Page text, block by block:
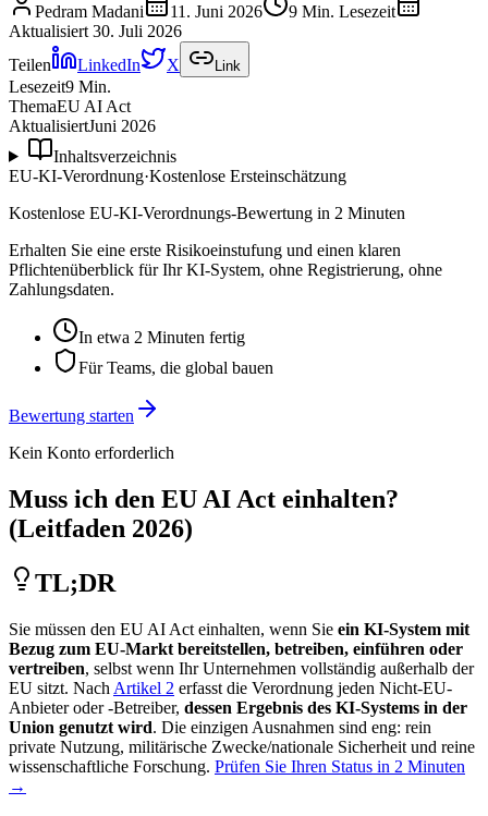
Pedram Madani 11. Juni 2026
9 Min. Lesezeit
Aktualisiert 30. Juli 2026
Teilen
LinkedIn X Link
Lesezeit9 Min.
ThemaEU AI Act
AktualisiertJuni 2026
Inhaltsverzeichnis
EU-KI-Verordnung·Kostenlose Ersteinschätzung
Kostenlose EU-KI-Verordnungs-Bewertung in 2 Minuten
Erhalten Sie eine erste Risikoeinstufung und einen klaren
Pflichtenüberblick für Ihr KI-System, ohne Registrierung, ohne
Zahlungsdaten.
In etwa 2 Minuten fertig
Für Teams, die global bauen
Bewertung starten
Kein Konto erforderlich
Muss ich den EU AI Act einhalten?
(Leitfaden 2026)
TL;DR
Sie müssen den EU AI Act einhalten, wenn Sie ein KI-System mit
Bezug zum EU-Markt bereitstellen, betreiben, einführen oder
vertreiben, selbst wenn Ihr Unternehmen vollständig außerhalb der
EU sitzt. Nach Artikel 2 erfasst die Verordnung jeden Nicht-EU-
Anbieter oder -Betreiber, dessen Ergebnis des KI-Systems in der
Union genutzt wird. Die einzigen Ausnahmen sind eng: rein
private Nutzung, militärische Zwecke/nationale Sicherheit und reine
wissenschaftliche Forschung. Prüfen Sie Ihren Status in 2 Minuten
→